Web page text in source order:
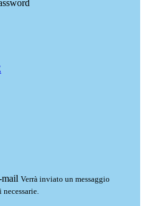
Verrà inviato un messaggio